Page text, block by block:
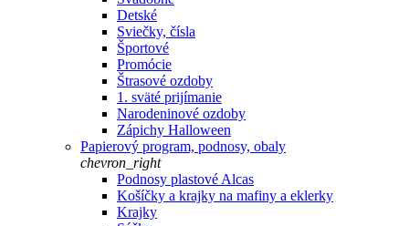
Detské
Sviečky, čísla
Športové
Promócie
Štrasové ozdoby
1. sväté prijímanie
Narodeninové ozdoby
Zápichy Halloween
Papierový program, podnosy, obaly
chevron_right
Podnosy plastové Alcas
Košíčky a krajky na mafiny a eklerky
Krajky